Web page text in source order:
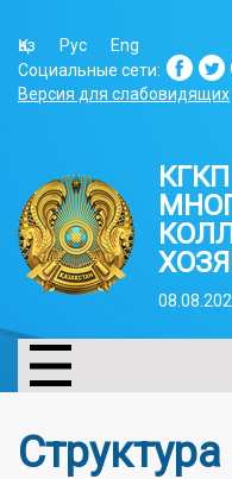
Қаз Рус
Eng
Социальные сети:
Версия для слабовидящих
Структура